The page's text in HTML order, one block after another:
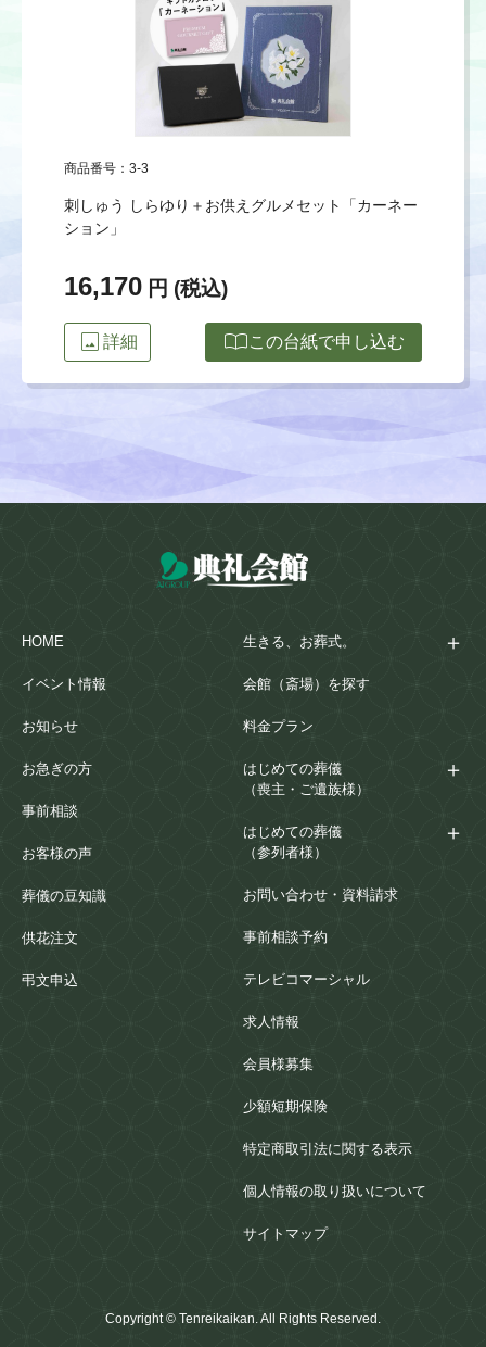
商品番号：3-3
刺しゅう しらゆり＋お供えグルメセット「カーネー
ション」
16,170 円 (税込)
image 詳細 import_contactsこの台紙で申し込む
HOME
イベント情報
お知らせ
お急ぎの方
事前相談
お客様の声
葬儀の豆知識
供花注文
弔文申込
生きる、お葬式。
会館（斎場）を探す
料金プラン
はじめての葬儀
（喪主・ご遺族様）
はじめての葬儀
（参列者様）
お問い合わせ・資料請求
事前相談予約
テレビコマーシャル
求人情報
会員様募集
少額短期保険
特定商取引法に関する表示
個人情報の取り扱いについて
サイトマップ
Copyright © Tenreikaikan. All Rights Reserved.